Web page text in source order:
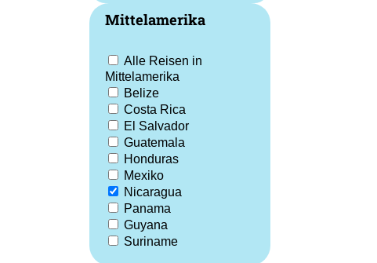
Mittelamerika
Alle Reisen in
Mittelamerika
Belize
Costa Rica
El Salvador
Guatemala
Honduras
Mexiko
Nicaragua
Panama
Guyana
Suriname